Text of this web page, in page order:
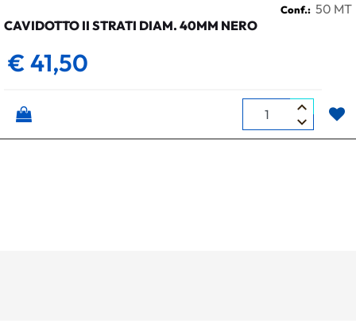
Conf.: 50 MT
CAVIDOTTO II STRATI DIAM. 40MM NERO
€ 41,50
Quantità